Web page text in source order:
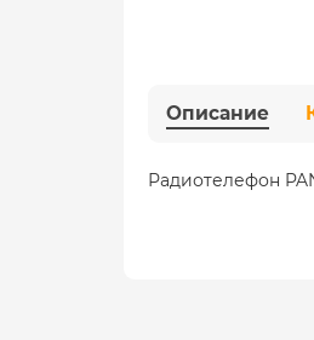
Описание
Радиотелефон